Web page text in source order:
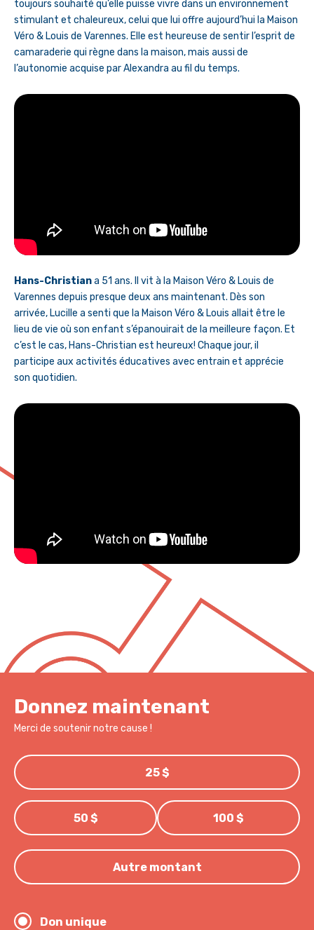
toujours souhaité qu’elle puisse vivre dans un environnement
stimulant et chaleureux, celui que lui offre aujourd’hui la Maison
Véro & Louis de Varennes. Elle est heureuse de sentir l’esprit de
camaraderie qui règne dans la maison, mais aussi de
l’autonomie acquise par Alexandra au fil du temps.
Hans-Christiana 51 ans. Il vit à la Maison Véro & Louis de
Varennes depuis presque deux ans maintenant. Dès son
arrivée, Lucille a senti que la Maison Véro & Louis allait être le
lieu de vie où son enfant s’épanouirait de la meilleure façon. Et
c’est le cas, Hans-Christian est heureux! Chaque jour, il
participe aux activités éducatives avec entrain et apprécie
son quotidien.
Donnez maintenant
Merci de soutenir notre cause !
25 $
50 $ 100 $
Autre montant
Don unique